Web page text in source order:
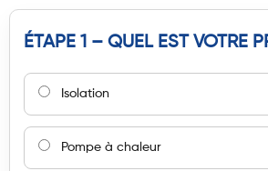
ÉTAPE 1 – QUEL EST VOTRE
Isolation
Pompe à chaleur